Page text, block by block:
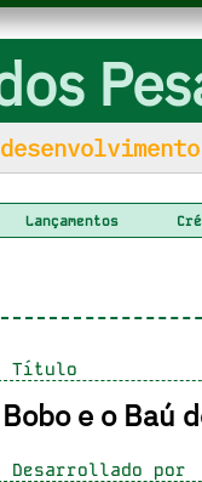
desenvolvimento
Lançamentos
Título
Bobo e o Baú
Desarrollado por